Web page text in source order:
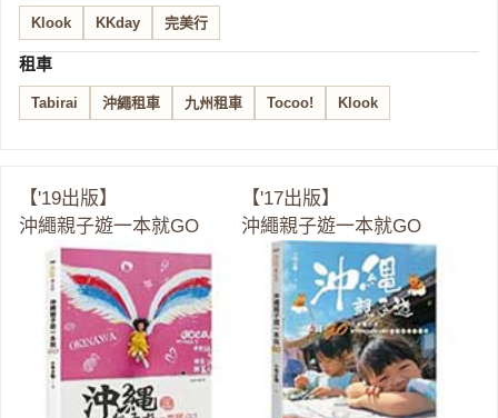
Klook KKday 完美行
租車
Tabirai 沖繩租車 九州租車 Tocoo! Klook
【'19出版】
沖繩親子遊一本就GO
【'17出版】
沖繩親子遊一本就GO